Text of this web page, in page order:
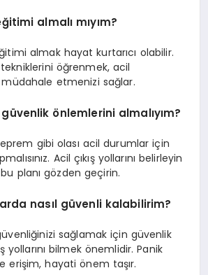
almalı mıyım?
almak hayat kurtarıcı olabilir.
öğrenmek, acil
etmenizi sağlar.
önlemlerini almalıyım?
gibi olası acil durumlar için
Acil çıkış yollarını belirleyin
planı gözden geçirin.
nasıl güvenli kalabilirim?
sağlamak için güvenlik
yollarını bilmek önemlidir. Panik
erişim, hayati önem taşır.